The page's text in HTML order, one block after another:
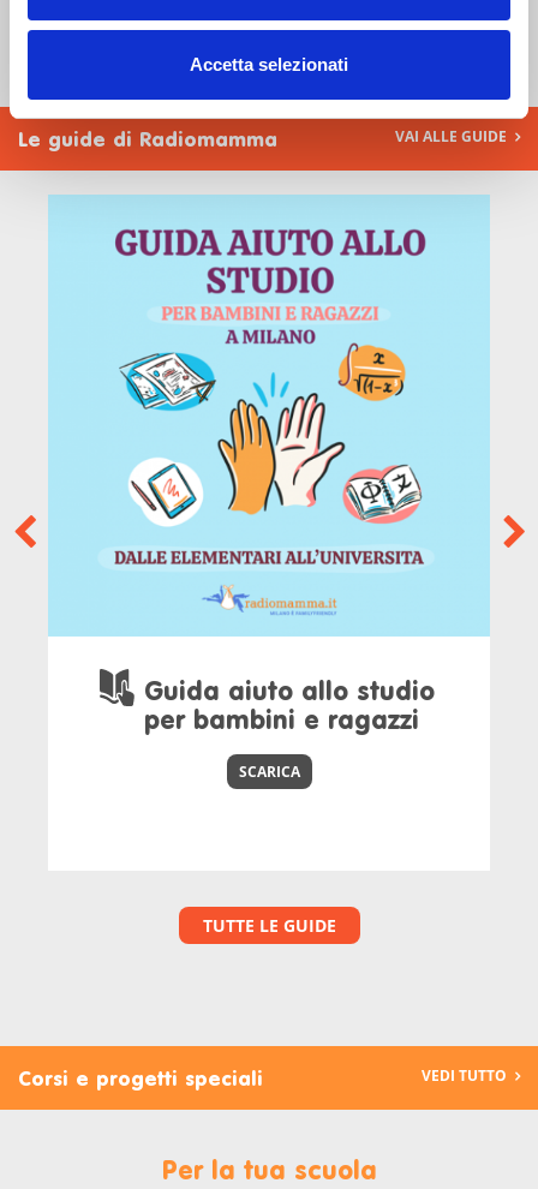
Accetta selezionati
Le guide di Radiomamma VAI ALLE GUIDE
Guida aiuto allo studio
per bambini e ragazzi
SCARICA
TUTTE LE GUIDE
Corsi e progetti speciali VEDI TUTTO
Per la tua scuola